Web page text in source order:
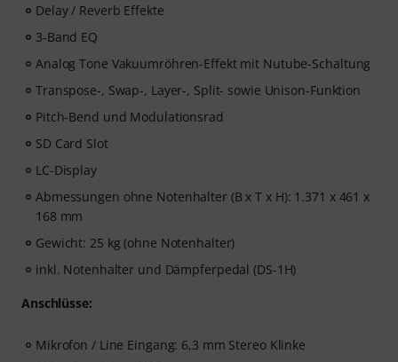
Delay / Reverb Effekte
3-Band EQ
Analog Tone Vakuumröhren-Effekt mit Nutube-Schaltung
Transpose-, Swap-, Layer-, Split- sowie Unison-Funktion
Pitch-Bend und Modulationsrad
SD Card Slot
LC-Display
Abmessungen ohne Notenhalter (B x T x H): 1.371 x 461 x
168 mm
Gewicht: 25 kg (ohne Notenhalter)
inkl. Notenhalter und Dämpferpedal (DS-1H)
Anschlüsse:
Mikrofon / Line Eingang: 6,3 mm Stereo Klinke